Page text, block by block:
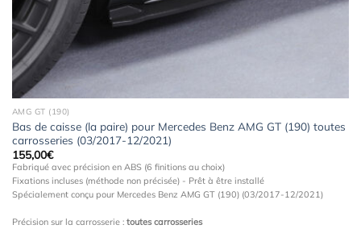
AMG GT (190)
Bas de caisse (la paire) pour Mercedes Benz AMG GT (190) toutes
carrosseries (03/2017-12/2021)
155,00€
Fabriqué avec précision en ABS (6 finitions au choix)
Fixations incluses (méthode non précisée) - Prêt à être installé
Spécialement conçu pour Mercedes Benz AMG GT (190) (03/2017-12/2021)
Précision sur la carrosserie : toutes carrosseries